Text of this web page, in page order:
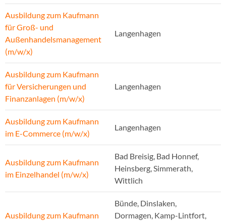
Ausbildung zum Kaufmann
für Groß- und
Außenhandelsmanagement
(m/w/x)
Langenhagen
Ausbildung zum Kaufmann
für Versicherungen und
Finanzanlagen (m/w/x)
Langenhagen
Ausbildung zum Kaufmann
im E-Commerce (m/w/x)
Langenhagen
Ausbildung zum Kaufmann
im Einzelhandel (m/w/x)
Bad Breisig, Bad Honnef,
Heinsberg, Simmerath,
Wittlich
Ausbildung zum Kaufmann
Bünde, Dinslaken,
Dormagen, Kamp-Lintfort,